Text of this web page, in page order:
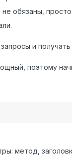
не обязаны,
и
поэтому
метод,